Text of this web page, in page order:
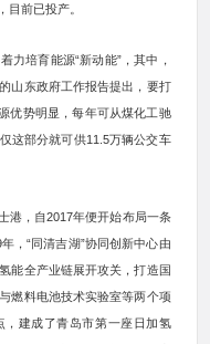
目前已投产。
力培育能源“新动能”，其中，
山东政府工作报告提出，要打
优势明显，每年可从煤化工驰
这部分就可供11.5万辆公交车
港，自2017年便开始布局一条
，“同清吉湖”协同创新中心由
能全产业链展开攻关，打造国
燃料电池技术实验室等两个项
，建成了青岛市第一座日加氢